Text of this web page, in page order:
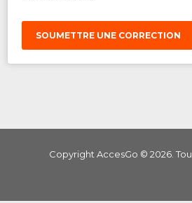
SOUMETTRE UNE CORRECTION
Copyright AccesGo © 2026.